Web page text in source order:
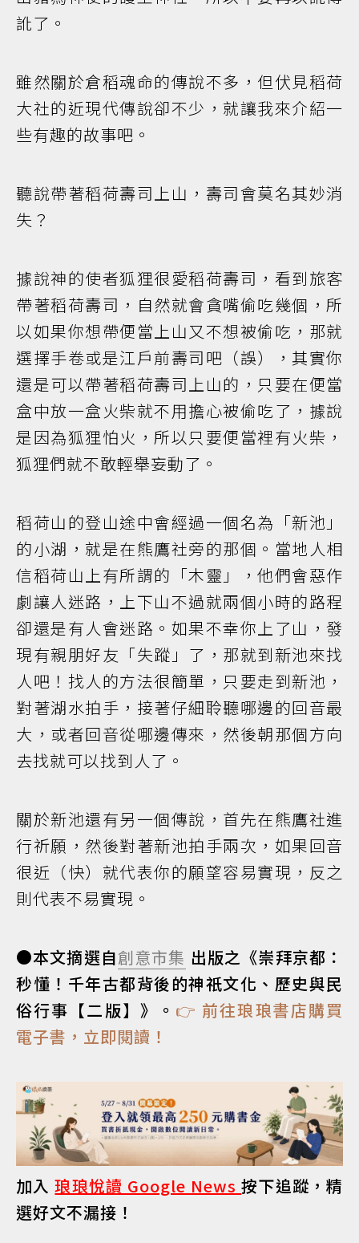
訛了。
雖然關於倉稻魂命的傳說不多，但伏見稻荷
大社的近現代傳說卻不少，就讓我來介紹一
些有趣的故事吧。
聽說帶著稻荷壽司上山，壽司會莫名其妙消
失？
據說神的使者狐狸很愛稻荷壽司，看到旅客
帶著稻荷壽司，自然就會貪嘴偷吃幾個，所
以如果你想帶便當上山又不想被偷吃，那就
選擇手卷或是江戶前壽司吧（誤），其實你
還是可以帶著稻荷壽司上山的，只要在便當
盒中放一盒火柴就不用擔心被偷吃了，據說
是因為狐狸怕火，所以只要便當裡有火柴，
狐狸們就不敢輕舉妄動了。
稻荷山的登山途中會經過一個名為「新池」
的小湖，就是在熊鷹社旁的那個。當地人相
信稻荷山上有所謂的「木靈」，他們會惡作
劇讓人迷路，上下山不過就兩個小時的路程
卻還是有人會迷路。如果不幸你上了山，發
現有親朋好友「失蹤」了，那就到新池來找
人吧！找人的方法很簡單，只要走到新池，
對著湖水拍手，接著仔細聆聽哪邊的回音最
大，或者回音從哪邊傳來，然後朝那個方向
去找就可以找到人了。
關於新池還有另一個傳說，首先在熊鷹社進
行祈願，然後對著新池拍手兩次，如果回音
很近（快）就代表你的願望容易實現，反之
則代表不易實現。
●本文摘選自創意市集 出版之《崇拜京都：
秒懂！千年古都背後的神祇文化、歷史與民
俗行事【二版】》。 👉 前往琅琅書店購買
電子書，立即閱讀！
加入琅琅悅讀 Google News按下追蹤，精
選好文不漏接！